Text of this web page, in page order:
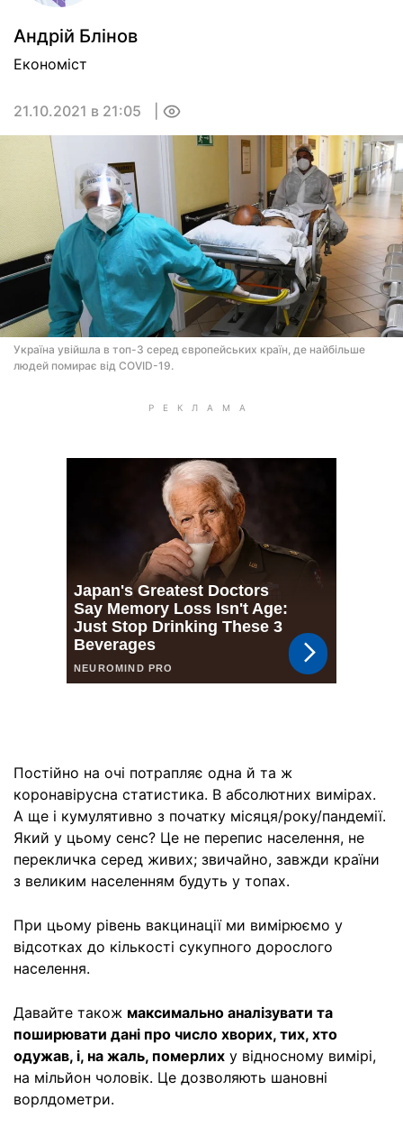
Андрій Блінов
Економіст
21.10.2021 в 21:05
Україна увійшла в топ-3 серед європейських країн, де найбільше
людей помирає від COVID-19.
Постійно на очі потрапляє одна й та ж
коронавірусна статистика. В абсолютних вимірах.
А ще і кумулятивно з початку місяця/року/пандемії.
Який у цьому сенс? Це не перепис населення, не
перекличка серед живих; звичайно, завжди країни
з великим населенням будуть у топах.
При цьому рівень вакцинації ми вимірюємо у
відсотках до кількості сукупного дорослого
населення.
Давайте також максимально аналізувати та
поширювати дані про число хворих, тих, хто
одужав, і, на жаль, померлих у відносному вимірі,
на мільйон чоловік. Це дозволяють шановні
ворлдометри.